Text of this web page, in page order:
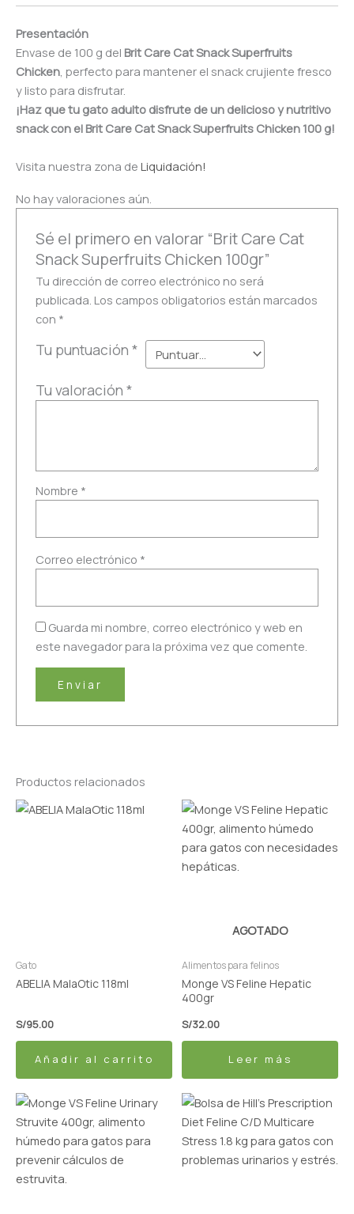
Presentación
Envase de 100 g del Brit Care Cat Snack Superfruits
Chicken , perfecto para mantener el snack crujiente fresco
y listo para disfrutar.
¡Haz que tu gato adulto disfrute de un delicioso y nutritivo
snack con el Brit Care Cat Snack Superfruits Chicken 100 g!
Visita nuestra zona de Liquidación!
No hay valoraciones aún.
Sé el primero en valorar “Brit Care Cat
Snack Superfruits Chicken 100gr”
Tu dirección de correo electrónico no será
publicada. Los campos obligatorios están marcados
con *
Tu puntuación*
Tu valoración*
Nombre *
Correo electrónico *
Guarda mi nombre, correo electrónico y web en
este navegador para la próxima vez que comente.
Productos relacionados
Gato
ABELIA MalaOtic 118ml
S/95.00
Añadir al carrito
AGOTADO
Alimentos para felinos
Monge VS Feline Hepatic
400gr
S/32.00
Leer más